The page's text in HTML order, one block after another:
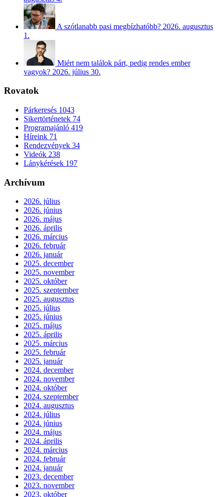
A szótlanabb pasi megbízhatóbb? 2026. augusztus
1.
Miért nem találok párt, pedig rendes ember
vagyok? 2026. július 30.
Rovatok
Párkeresés 1043
Sikertörténetek 74
Programajánló 419
Híreink 71
Rendezvények 34
Videók 238
Lánykérések 197
Archívum
2026. július
2026. június
2026. május
2026. április
2026. március
2026. február
2026. január
2025. december
2025. november
2025. október
2025. szeptember
2025. augusztus
2025. július
2025. június
2025. május
2025. április
2025. március
2025. február
2025. január
2024. december
2024. november
2024. október
2024. szeptember
2024. augusztus
2024. július
2024. június
2024. május
2024. április
2024. március
2024. február
2024. január
2023. december
2023. november
2023. október